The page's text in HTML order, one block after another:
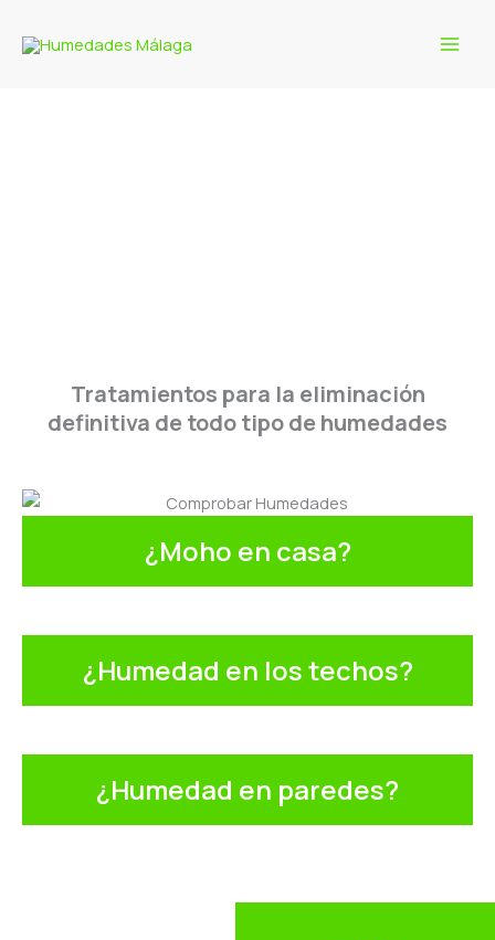
Tratamientos para la eliminación
definitiva de todo tipo de humedades
¿Moho en casa?
¿Humedad en los techos?
¿Humedad en paredes?